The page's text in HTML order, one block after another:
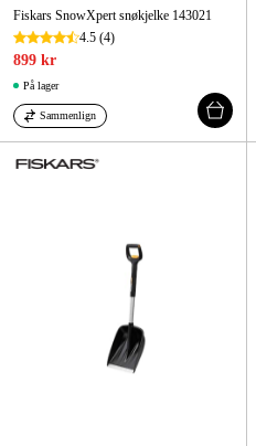
Fiskars SnowXpert snøkjelke 143021
4.5 (4)
899 kr
På lager
Sammenlign